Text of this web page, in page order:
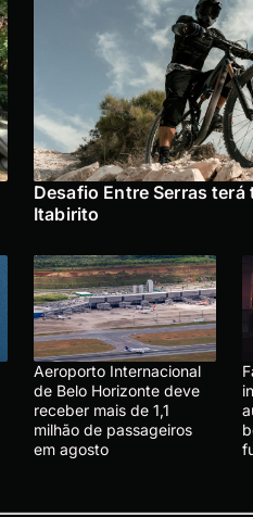
Desafio Entre Serras terá
Itabirito
Aeroporto Internacional
de Belo Horizonte deve
receber mais de 1,1
milhão de passageiros
em agosto